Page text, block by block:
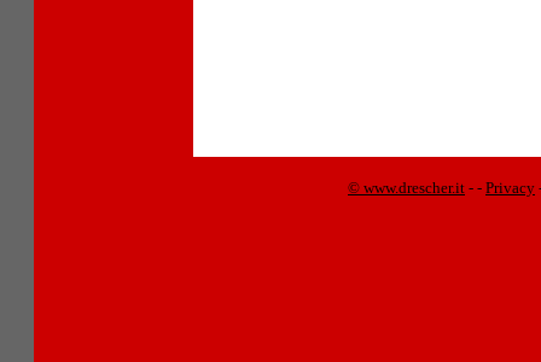
© www.drescher.it - - Privacy